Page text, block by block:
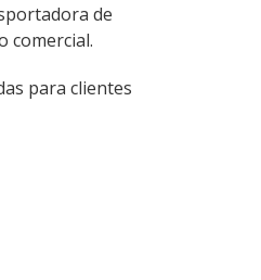
de
comercial.
para clientes